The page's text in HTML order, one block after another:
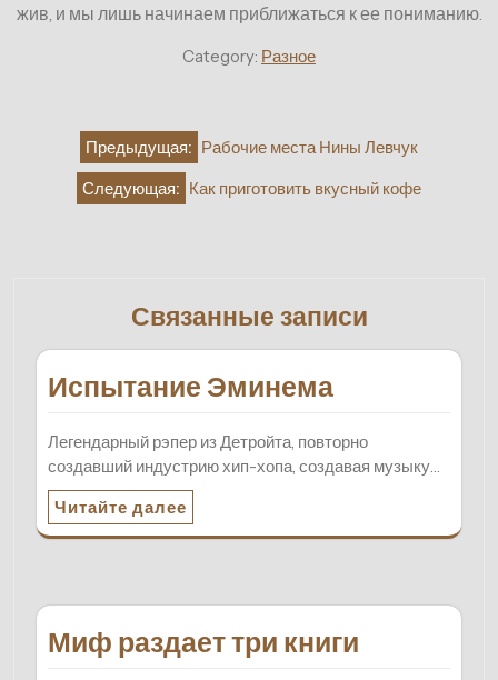
жив, и мы лишь начинаем приближаться к ее пониманию.
Category: Разное
Навигация
записям
Предыдущая: Рабочие места Нины Левчук
Следующая: Как приготовить вкусный кофе
Связанные записи
Испытание Эминема
Легендарный рэпер из Детройта, повторно
создавший индустрию хип-хопа, создавая музыку…
Читайте далее
Миф раздает три книги